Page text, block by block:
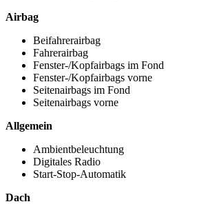
Airbag
Beifahrerairbag
Fahrerairbag
Fenster-/Kopfairbags im Fond
Fenster-/Kopfairbags vorne
Seitenairbags im Fond
Seitenairbags vorne
Allgemein
Ambientbeleuchtung
Digitales Radio
Start-Stop-Automatik
Dach